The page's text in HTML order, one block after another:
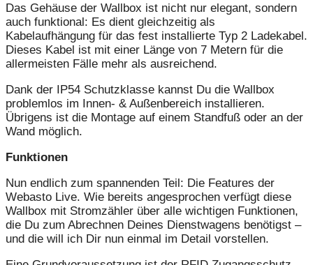
Das Gehäuse der Wallbox ist nicht nur elegant, sondern
auch funktional: Es dient gleichzeitig als
Kabelaufhängung für das fest installierte Typ 2 Ladekabel.
Dieses Kabel ist mit einer Länge von 7 Metern für die
allermeisten Fälle mehr als ausreichend.
Dank der IP54 Schutzklasse kannst Du die Wallbox
problemlos im Innen- & Außenbereich installieren.
Übrigens ist die Montage auf einem Standfuß oder an der
Wand möglich.
Funktionen
Nun endlich zum spannenden Teil: Die Features der
Webasto Live. Wie bereits angesprochen verfügt diese
Wallbox mit Stromzähler über alle wichtigen Funktionen,
die Du zum Abrechnen Deines Dienstwagens benötigst –
und die will ich Dir nun einmal im Detail vorstellen.